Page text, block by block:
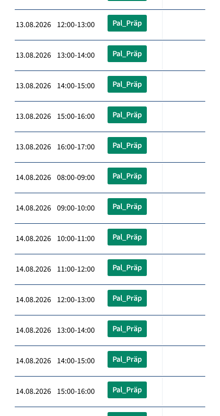
13.08.2026 12:00-13:00 Pal_Präp
13.08.2026 13:00-14:00 Pal_Präp
13.08.2026 14:00-15:00 Pal_Präp
13.08.2026 15:00-16:00 Pal_Präp
13.08.2026 16:00-17:00 Pal_Präp
14.08.2026 08:00-09:00 Pal_Präp
14.08.2026 09:00-10:00 Pal_Präp
14.08.2026 10:00-11:00 Pal_Präp
14.08.2026 11:00-12:00 Pal_Präp
14.08.2026 12:00-13:00 Pal_Präp
14.08.2026 13:00-14:00 Pal_Präp
14.08.2026 14:00-15:00 Pal_Präp
14.08.2026 15:00-16:00 Pal_Präp